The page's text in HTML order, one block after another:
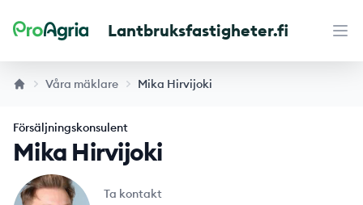
MaaseutukiinteistötLantbruksfastigheter.fi
Våra mäklare Mika Hirvijoki
Försäljningskonsulent
Mika Hirvijoki
Ta kontakt